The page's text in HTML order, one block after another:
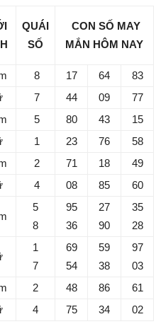
QUÁI
SỐ
CON SỐ MAY
MẮN HÔM NAY
8 17 64
83
7 44 09 77
5 80 43
15
1 23 76 58
2 71 18
49
4 08 85 60
5
8
95
36
27
90
35
28
1
7
69
54
59
38
97
03
2 48 86
61
4 75 34 02